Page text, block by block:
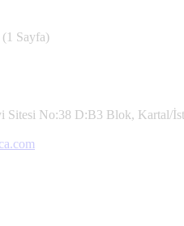
(1 Sayfa)
Sitesi No:38 D:B3 Blok, Kartal/